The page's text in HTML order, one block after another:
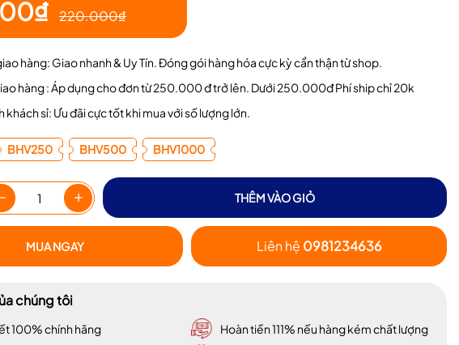
220.000₫
hàng: Giao nhanh & Uy Tín. Đóng gói hàng hóa cực kỳ cẩn thận từ shop.
hàng : Áp dụng cho đơn từ 250.000 đ trở lên. Dưới 250.000đ Phí ship chỉ 20k
khách sỉ: Ưu đãi cực tốt khi mua với số lượng lớn.
BHV250 BHV500 BHV1000
THÊM VÀO GIỎ
MUA NGAY Liên hệ 0981234636
chúng tôi
100% chính hãng
Hoàn tiền 111% nếu hàng kém chất lượng